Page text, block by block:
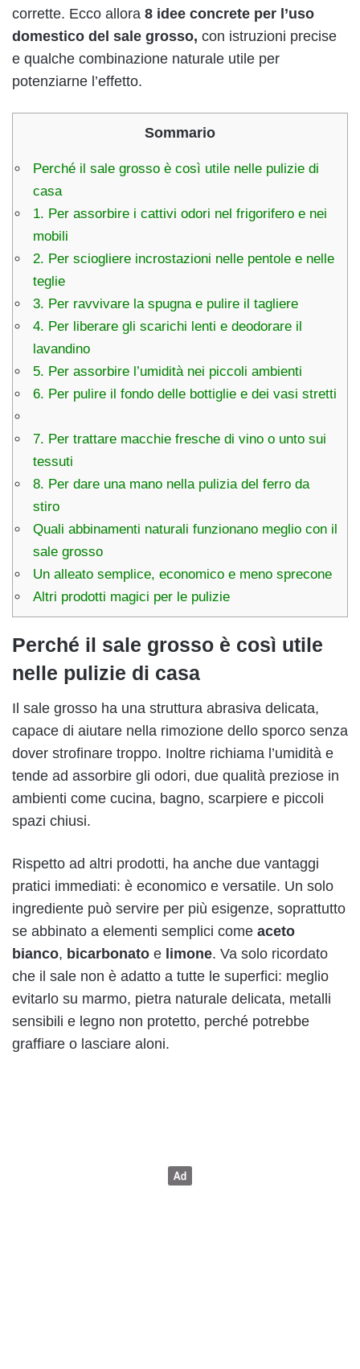
corrette. Ecco allora 8 idee concrete per l’uso
domestico del sale grosso, con istruzioni precise
e qualche combinazione naturale utile per
potenziarne l’effetto.
Sommario
Perché il sale grosso è così utile nelle pulizie di
casa
1. Per assorbire i cattivi odori nel frigorifero e nei
mobili
2. Per sciogliere incrostazioni nelle pentole e nelle
teglie
3. Per ravvivare la spugna e pulire il tagliere
4. Per liberare gli scarichi lenti e deodorare il
lavandino
5. Per assorbire l’umidità nei piccoli ambienti
6. Per pulire il fondo delle bottiglie e dei vasi stretti
7. Per trattare macchie fresche di vino o unto sui
tessuti
8. Per dare una mano nella pulizia del ferro da
stiro
Quali abbinamenti naturali funzionano meglio con il
sale grosso
Un alleato semplice, economico e meno sprecone
Altri prodotti magici per le pulizie
Perché il sale grosso è così utile
nelle pulizie di casa
Il sale grosso ha una struttura abrasiva delicata,
capace di aiutare nella rimozione dello sporco senza
dover strofinare troppo. Inoltre richiama l’umidità e
tende ad assorbire gli odori, due qualità preziose in
ambienti come cucina, bagno, scarpiere e piccoli
spazi chiusi.
Rispetto ad altri prodotti, ha anche due vantaggi
pratici immediati: è economico e versatile. Un solo
ingrediente può servire per più esigenze, soprattutto
se abbinato a elementi semplici come aceto
bianco, bicarbonato e limone. Va solo ricordato
che il sale non è adatto a tutte le superfici: meglio
evitarlo su marmo, pietra naturale delicata, metalli
sensibili e legno non protetto, perché potrebbe
graffiare o lasciare aloni.